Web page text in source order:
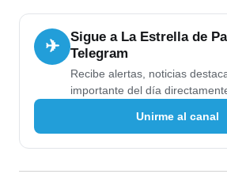
✈
Sigue a La Estrella de
Telegram
Recibe alertas, noticias
importante del día
Unirme al canal